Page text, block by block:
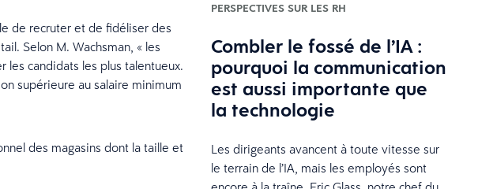
de recruter et de fidéliser des
Selon M. Wachsman, « les
candidats les plus talentueux.
supérieure au salaire minimum
des magasins dont la taille et
PERSPECTIVES SUR LES RH
Combler le fossé de l’IA :
pourquoi la communication
est aussi importante que
la technologie
Les dirigeants avancent à toute vitesse sur
le terrain de l’IA, mais les employés sont